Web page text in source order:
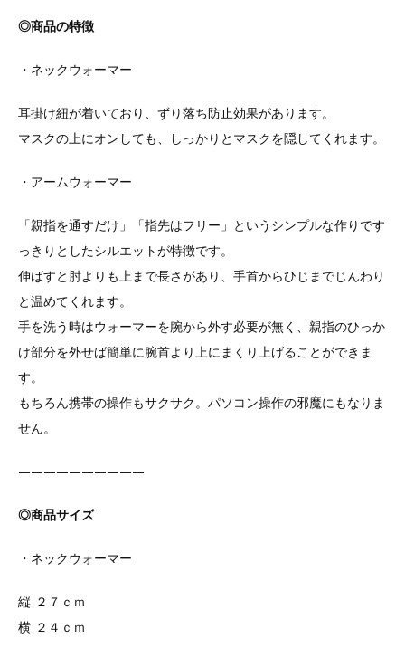
◎商品の特徴
・ネックウォーマー
耳掛け紐が着いており、ずり落ち防止効果があります。
マスクの上にオンしても、しっかりとマスクを隠してくれます。
・アームウォーマー
「親指を通すだけ」「指先はフリー」というシンプルな作りです
っきりとしたシルエットが特徴です。
伸ばすと肘よりも上まで長さがあり、手首からひじまでじんわり
と温めてくれます。
手を洗う時はウォーマーを腕から外す必要が無く、親指のひっか
け部分を外せば簡単に腕首より上にまくり上げることができま
す。
もちろん携帯の操作もサクサク。パソコン操作の邪魔にもなりま
せん。
——————————
◎商品サイズ
・ネックウォーマー
縦 ２７ｃｍ
横 ２４ｃｍ